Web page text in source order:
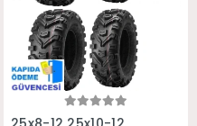
Sepete Ekle